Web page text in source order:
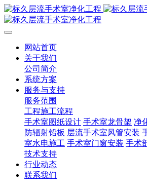
网站首页
关于我们
公司简介
系统方案
服务与支持
服务范围
工程施工流程
手术室图纸设计 手术室龙骨架 净
防辐射铅板 层流手术室风管安装
室水电施工 手术室门窗安装 手术
技术支持
行业动态
联系我们